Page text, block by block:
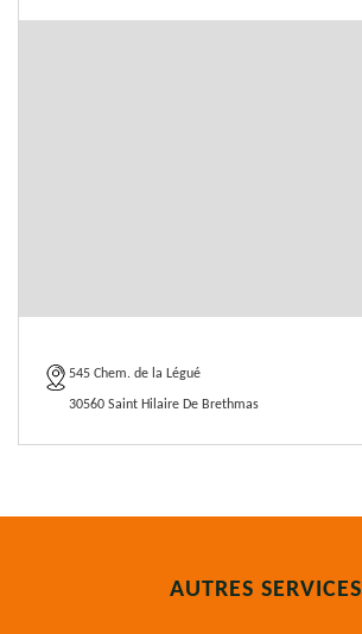
545 Chem. de la Légué
30560 Saint Hilaire De Brethmas
AUTRES SERVICES